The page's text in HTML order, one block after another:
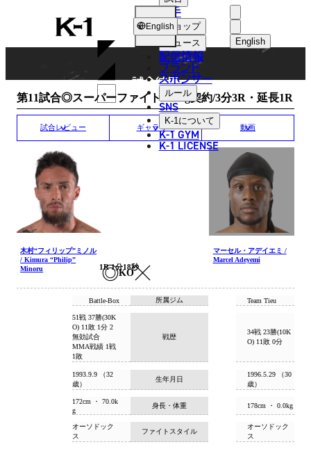
K-
1
English
한국어
中文（简体
中文（繁體
選手
ショップ
ニュース
配信情報
ブランド
スポンサー
ルール
SNS
K-1について
K-1 GYM
K-1 LICENSE
English
MATCH RESULT
試合結果
第11試合◎スーパーファイト/-69kg契約/3分3R・延長1R
試合レビュー ギャラリー 動画
木村“フィリップ”ミノル
/ Kimura “Philip”
Minoru
KO
1R 1分18秒
マーセル・アデイエミ /
Marcel Adeyemi
所属ジム
Battle-Box Team Tieu
戦歴
51戦 37勝(30K
O) 11敗 1分 2
無効試合
MMA戦績 1戦
1敗
34戦 23勝(10K
O) 11敗 0分
生年月日
1993.9.9 （32
歳）
1996.5.29 （30
歳）
身長・体重
172cm ・ 70.0k
g
178cm ・ 0.0kg
ファイトスタイル
オーソドック
ス
オーソドック
ス